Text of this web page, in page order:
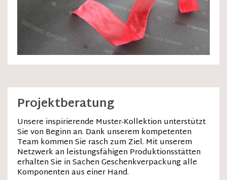
Projektberatung
Unsere inspirierende Muster-Kollektion unterstützt
Sie von Beginn an. Dank unserem kompetenten
Team kommen Sie rasch zum Ziel. Mit unserem
Netzwerk an leistungsfähigen Produktionsstätten
erhalten Sie in Sachen Geschenkverpackung alle
Komponenten aus einer Hand.